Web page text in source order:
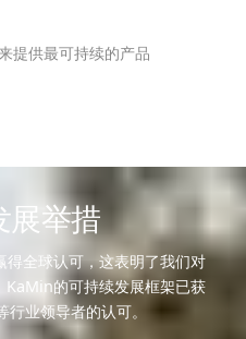
提供最可持续的产品
展举措
全球认可，这表明了我们对
KaMin的可持续发展框架已获
业领导者的认可。